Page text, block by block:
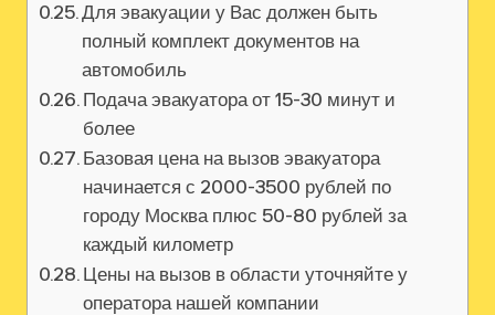
Для эвакуации у Вас должен быть
полный комплект документов на
автомобиль
Подача эвакуатора от 15-30 минут и
более
Базовая цена на вызов эвакуатора
начинается с 2000-3500 рублей по
городу Москва плюс 50-80 рублей за
каждый километр
Цены на вызов в области уточняйте у
оператора нашей компании